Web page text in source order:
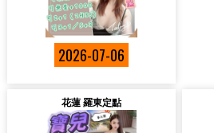
2026-07-06
花蓮 羅東定點